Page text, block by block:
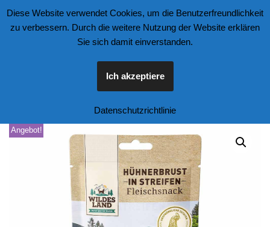
Zum
Angebot!
Diese Website verwendet Cookies, um die Benutzerfreundlichkeit
zu verbessern. Durch die weitere Nutzung der Website erklären
Sie sich damit einverstanden.
Ich akzeptiere
Datenschutzrichtlinie